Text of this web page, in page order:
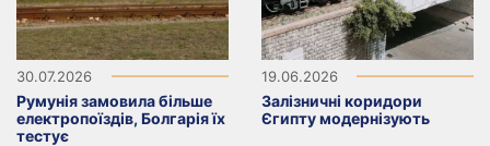
30.07.2026
Румунія замовила більше
електропоїздів, Болгарія їх
тестує
19.06.2026
Залізничні коридори
Єгипту модернізують